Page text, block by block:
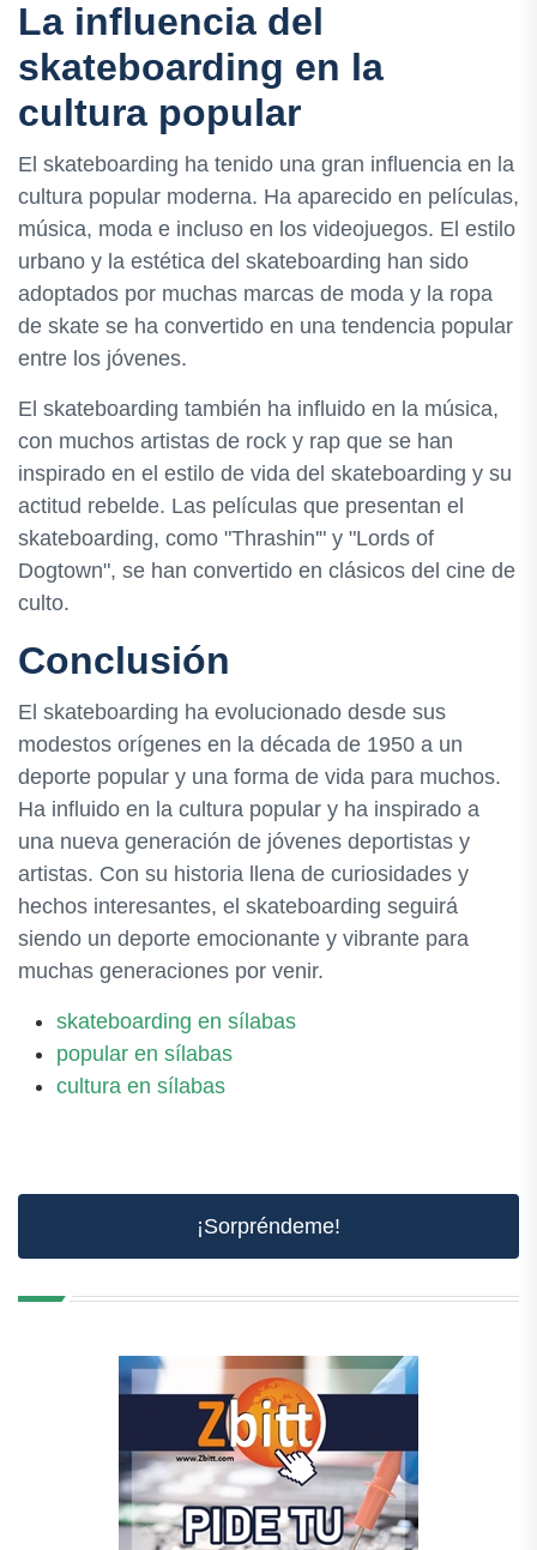
La influencia del
skateboarding en la
cultura popular
El skateboarding ha tenido una gran influencia en la
cultura popular moderna. Ha aparecido en películas,
música, moda e incluso en los videojuegos. El estilo
urbano y la estética del skateboarding han sido
adoptados por muchas marcas de moda y la ropa
de skate se ha convertido en una tendencia popular
entre los jóvenes.
El skateboarding también ha influido en la música,
con muchos artistas de rock y rap que se han
inspirado en el estilo de vida del skateboarding y su
actitud rebelde. Las películas que presentan el
skateboarding, como "Thrashin'" y "Lords of
Dogtown", se han convertido en clásicos del cine de
culto.
Conclusión
El skateboarding ha evolucionado desde sus
modestos orígenes en la década de 1950 a un
deporte popular y una forma de vida para muchos.
Ha influido en la cultura popular y ha inspirado a
una nueva generación de jóvenes deportistas y
artistas. Con su historia llena de curiosidades y
hechos interesantes, el skateboarding seguirá
siendo un deporte emocionante y vibrante para
muchas generaciones por venir.
skateboarding en sílabas
popular en sílabas
cultura en sílabas
¡Sorpréndeme!